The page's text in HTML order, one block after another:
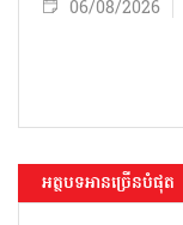
06/08/2026
អត្ថបទអានច្រើនបំផុត